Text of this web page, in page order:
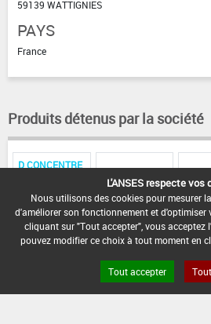
59139 WATTIGNIES
PAYS
France
Produits détenus par la société
D CONCENTRE
LIQUIDE
DESHERBANT
TOTAL P 80
DESH
L'ANSES respecte vos
Nous utilisons des cookies pour mesurer
d'améliorer son fonctionnement et d'optimiser
cliquant sur "Tout accepter", vous
pouvez modifier ce choix à tout moment en
Tout accepter